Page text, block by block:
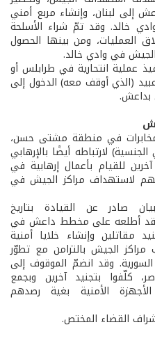
إلى لبنان، وإنشاء مربع أمني
خالد. وقد تمّ شراء الأسلحة
العمليات، ومن بينها الحصول
في وادي خالد.
عملية انتحارية في طرابلس أو
(الذي أوقف معه) الدخول إلى
بداعش.
في منطقة مشتى حسن،
لارتباطه أيضًا بالإرهابي
للقيام بأعمال إرهابية في
لاستهداف مراكز الجيش في
صادر عن القيادة بتاريخ
الصاطم قد أطلعه على مخطط داعش في
مقاتلين وإنشاء خلايا أمنية
الجيش بالتزامن مع تطوّر
وقد انضمّ الموقوف إلى
كلّفوا بتجنيد آخرين وبجمع
الأمنية بغية رصدهم
القضاء المختص.